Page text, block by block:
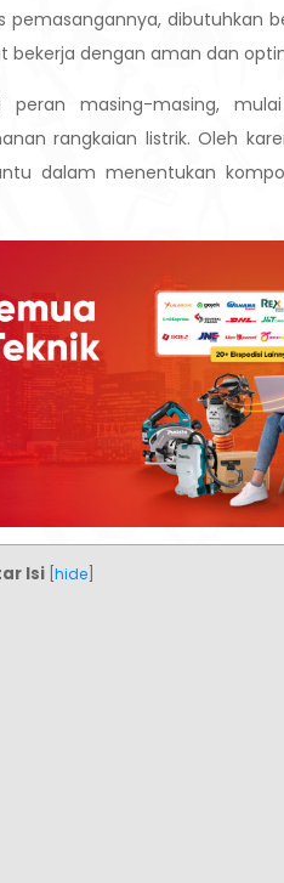
dibutuhkan
bekerja dengan aman dan
masing-masing,
rangkaian listrik. Oleh
dalam menentukan
Isi hide